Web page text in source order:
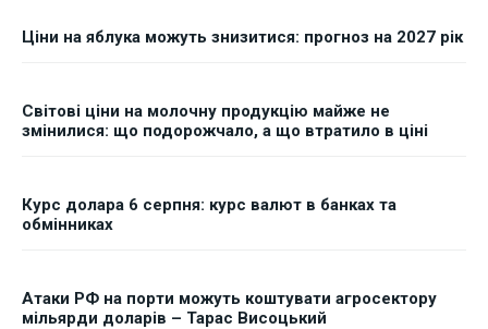
Ціни на яблука можуть знизитися: прогноз на 2027 рік
Світові ціни на молочну продукцію майже не
змінилися: що подорожчало, а що втратило в ціні
Курс долара 6 серпня: курс валют в банках та
обмінниках
Атаки РФ на порти можуть коштувати агросектору
мільярди доларів – Тарас Висоцький